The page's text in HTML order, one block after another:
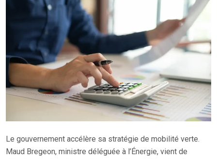
Le gouvernement accélère sa stratégie de mobilité verte.
Maud Bregeon, ministre déléguée à l’Énergie, vient de